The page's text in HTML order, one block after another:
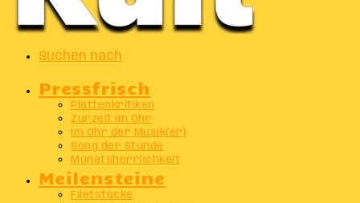
Suchen nach
Pressfrisch
Plattenkritiken
Zurzeit im Ohr
Im Ohr der Musik(er)
Song der Stunde
Monatsherrlichkeit
Meilensteine
Filetstücke